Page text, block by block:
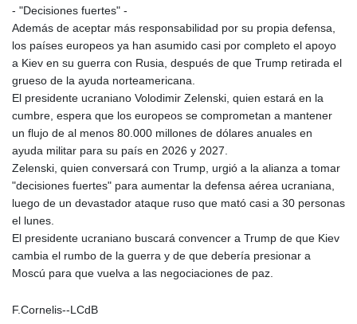
RON 5.253604
RSD 117.32364
RUB 95.632926
RWF 1695.78791
SAR 4.324641
SBD 9.29642
SCR 16.957784
SDG 691.902092
SEK 10.960211
SGD 1.477431
SLE 28.354688
SRD 43.630106
STD 23848.391029
STN 24.505606
- "Decisiones fuertes" -
Además de aceptar más responsabilidad por su propia defensa,
los países europeos ya han asumido casi por completo el apoyo
a Kiev en su guerra con Rusia, después de que Trump retirada el
grueso de la ayuda norteamericana.
El presidente ucraniano Volodimir Zelenski, quien estará en la
cumbre, espera que los europeos se comprometan a mantener
un flujo de al menos 80.000 millones de dólares anuales en
ayuda militar para su país en 2026 y 2027.
Zelenski, quien conversará con Trump, urgió a la alianza a tomar
"decisiones fuertes" para aumentar la defensa aérea ucraniana,
luego de un devastador ataque ruso que mató casi a 30 personas
el lunes.
El presidente ucraniano buscará convencer a Trump de que Kiev
cambia el rumbo de la guerra y de que debería presionar a
Moscú para que vuelva a las negociaciones de paz.
F.Cornelis--LCdB